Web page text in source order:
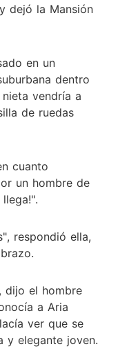
dejó la Mansión
en un
dentro
vendría a
de ruedas
cuanto
un hombre de
respondió ella,
dijo el hombre
a Aria
ver que se
y elegante joven.